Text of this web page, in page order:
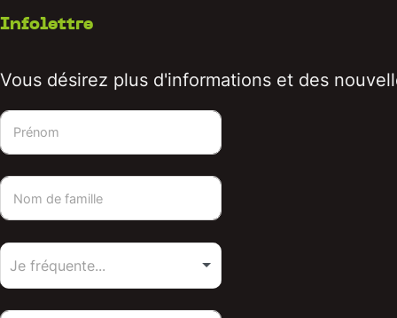
Infolettre
Vous désirez plus d'informations et des